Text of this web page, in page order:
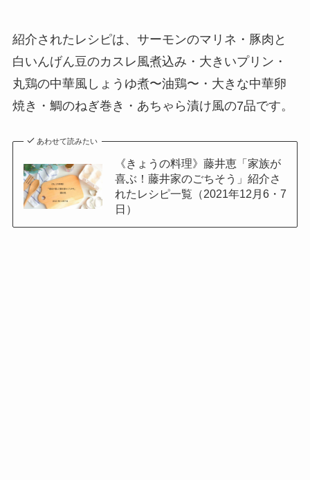
紹介されたレシピは、サーモンのマリネ・豚肉と
白いんげん豆のカスレ風煮込み・大きいプリン・
丸鶏の中華風しょうゆ煮〜油鶏〜・大きな中華卵
焼き・鯛のねぎ巻き・あちゃら漬け風の7品です。
あわせて読みたい
《きょうの料理》藤井恵「家族が
喜ぶ！藤井家のごちそう」紹介さ
れたレシピ一覧（2021年12月6・7
日）